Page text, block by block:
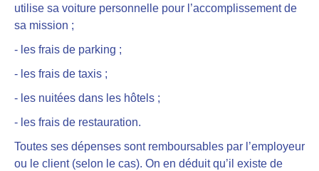
utilise sa voiture personnelle pour l’accomplissement de
sa mission ;
- les frais de parking ;
- les frais de taxis ;
- les nuitées dans les hôtels ;
- les frais de restauration.
Toutes ses dépenses sont remboursables par l’employeur
ou le client (selon le cas). On en déduit qu’il existe de